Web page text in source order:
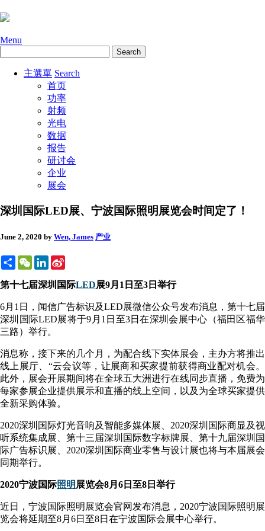
Menu
主選單 Search
首页
功率
射频
光电
数据
报告
研讨会
企业
展会
深圳国际LED展、宁波国际照明展览会时间定了！
June 2, 2020 by Wen, James 产业
ShareWeChatLinkedIn
第十七届深圳国际LED展9月1日至3日举行
6月1日，闻信广告标识及LED展微信公众号发布消息，第十七届
深圳国际LED展将于9月1日至3日在深圳会展中心（福田区福华
三路）举行。
消息称，接下来的几个月，为配合线下实体展会，主办方将推出
线上展厅、“云会议等，让展商和买家提前获得商业配对机会。
此外，展会开展期间将在全球五大洲进行在线同步直播，免费为
每家参展企业提供展示和直播的线上空间，以及为全球买家提供
全新采购体验。
2020深圳国际灯光音响及智能多媒体展、2020深圳国际商显及视
听系统集成展、第十三届深圳国际数字标牌展、第十九届深圳国
际广告标识展、2020深圳国际商业零售与设计展也将与本届展会
同期举行。
2020宁波国际照明 展览会8月6日至8日举行
近日，宁波国际照明展览会官网发布消息，2020宁波国际照明展
览会将延期至8月6日至8日在宁波国际会展中心举行。